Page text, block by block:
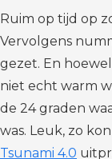
Ruim op tijd op
Vervolgens
gezet. En
niet echt warm
de 24 graden
was. Leuk, zo
Tsunami 4.0